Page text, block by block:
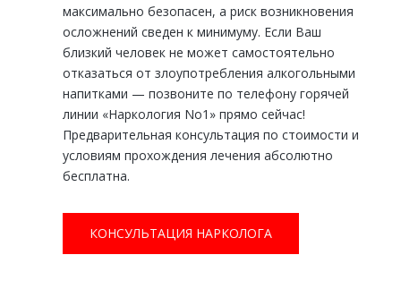
максимально безопасен, а риск возникновения
осложнений сведен к минимуму. Если Ваш
близкий человек не может самостоятельно
отказаться от злоупотребления алкогольными
напитками — позвоните по телефону горячей
линии «Наркология No1» прямо сейчас!
Предварительная консультация по стоимости и
условиям прохождения лечения абсолютно
бесплатна.
КОНСУЛЬТАЦИЯ НАРКОЛОГА